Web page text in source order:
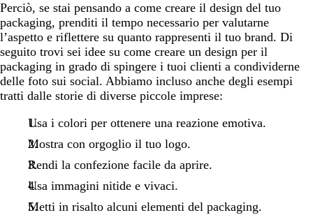
Perciò, se stai pensando a come creare il design del tuo
packaging, prenditi il tempo necessario per valutarne
l’aspetto e riflettere su quanto rappresenti il tuo brand. Di
seguito trovi sei idee su come creare un design per il
packaging in grado di spingere i tuoi clienti a condividerne
delle foto sui social. Abbiamo incluso anche degli esempi
tratti dalle storie di diverse piccole imprese:
Usa i colori per ottenere una reazione emotiva.
Mostra con orgoglio il tuo logo.
Rendi la confezione facile da aprire.
Usa immagini nitide e vivaci.
Metti in risalto alcuni elementi del packaging.